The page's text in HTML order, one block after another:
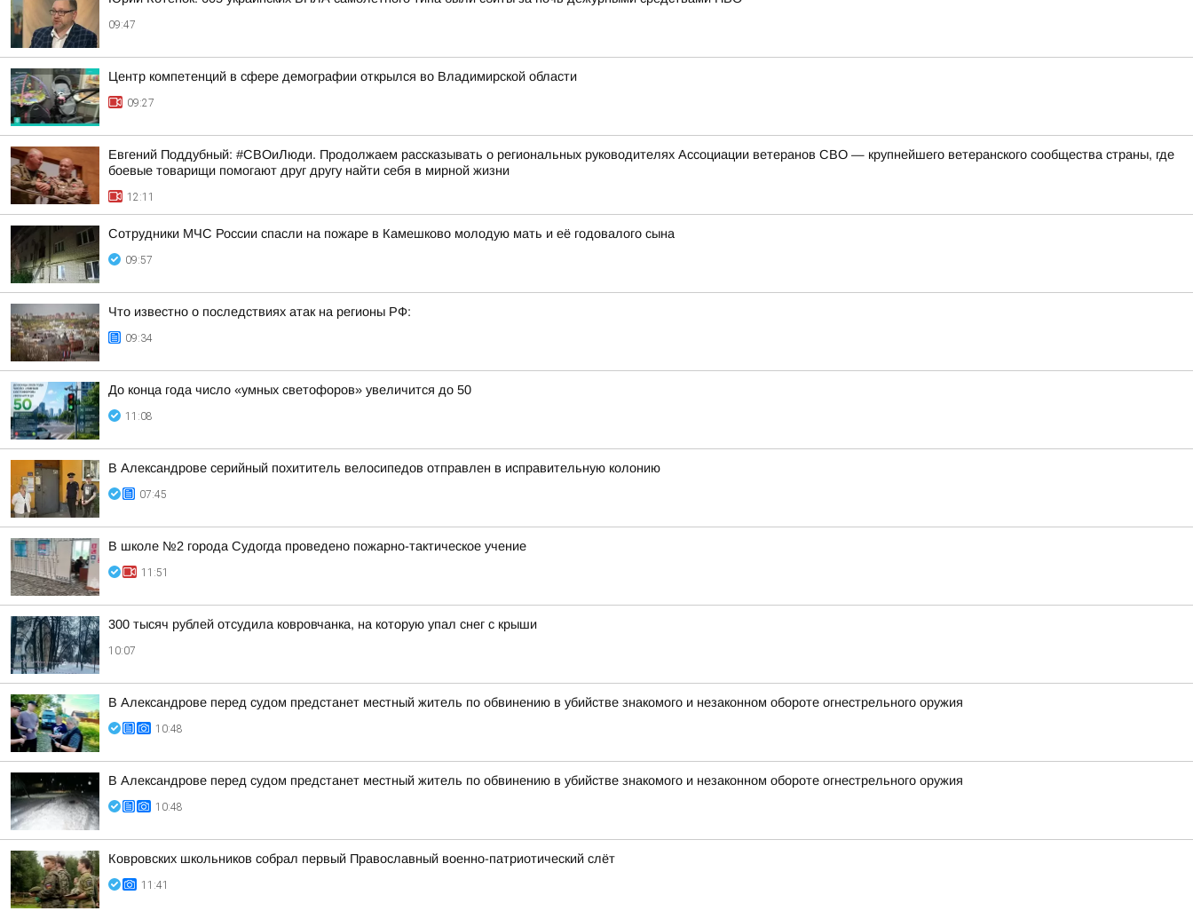
09:47
Центр компетенций в сфере демографии открылся во Владимирской области
09:27
Евгений Поддубный: #СВОиЛюди. Продолжаем рассказывать о региональных руководителях Ассоциации ветеранов СВО — крупнейшего ветеранского сообщества страны, где
боевые товарищи помогают друг другу найти себя в мирной жизни
12:11
Сотрудники МЧС России спасли на пожаре в Камешково молодую мать и её годовалого сына
09:57
Что известно о последствиях атак на регионы РФ:
09:34
До конца года число «умных светофоров» увеличится до 50
11:08
В Александрове серийный похититель велосипедов отправлен в исправительную колонию
07:45
В школе №2 города Судогда проведено пожарно-тактическое учение
11:51
300 тысяч рублей отсудила ковровчанка, на которую упал снег с крыши
10:07
В Александрове перед судом предстанет местный житель по обвинению в убийстве знакомого и незаконном обороте огнестрельного оружия
10:48
В Александрове перед судом предстанет местный житель по обвинению в убийстве знакомого и незаконном обороте огнестрельного оружия
10:48
Ковровских школьников собрал первый Православный военно-патриотический слёт
11:41